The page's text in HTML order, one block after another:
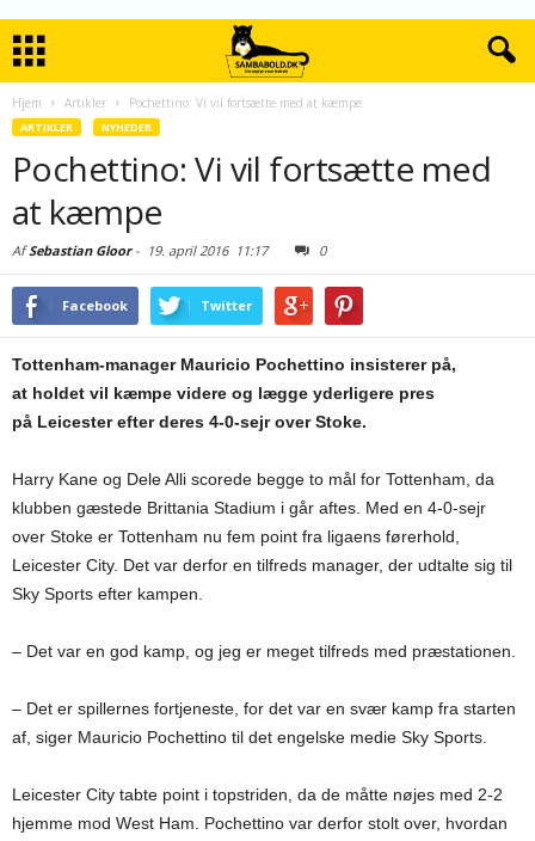
Hjem Artikler Pochettino: Vi vil fortsætte med at kæmpe
ARTIKLER NYHEDER
Pochettino: Vi vil fortsætte med
at kæmpe
AfSebastian Gloor- 19. april 201611:17 0
Facebook Twitter
Tottenham-manager Mauricio Pochettino insisterer på,
at holdet vil kæmpe videre og lægge yderligere pres
på Leicester efter deres 4-0-sejr over Stoke.
Harry Kane og Dele Alli scorede begge to mål for Tottenham, da
klubben gæstede Brittania Stadium i går aftes. Med en 4-0-sejr
over Stoke er Tottenham nu fem point fra ligaens førerhold,
Leicester City. Det var derfor en tilfreds manager, der udtalte sig til
Sky Sports efter kampen.
– Det var en god kamp, og jeg er meget tilfreds med præstationen.
– Det er spillernes fortjeneste, for det var en svær kamp fra starten
af, siger Mauricio Pochettino til det engelske medie Sky Sports.
Leicester City tabte point i topstriden, da de måtte nøjes med 2-2
hjemme mod West Ham. Pochettino var derfor stolt over, hvordan